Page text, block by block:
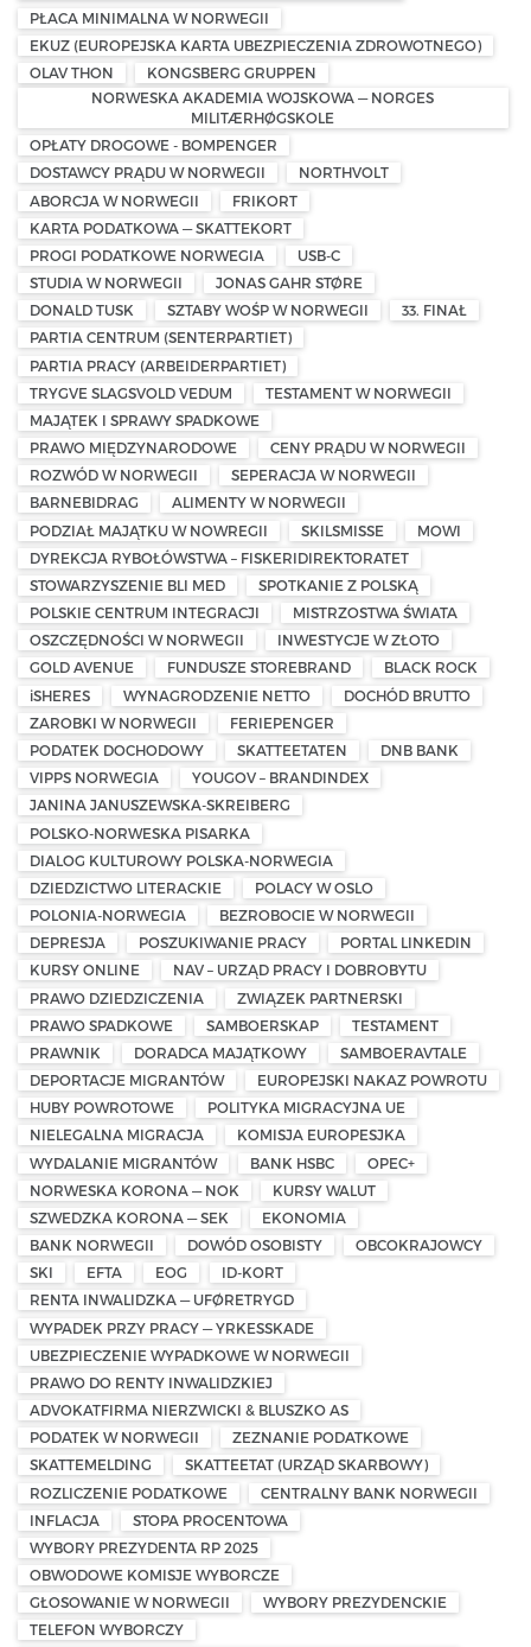
PŁACA MINIMALNA W NORWEGII
EKUZ (EUROPEJSKA KARTA UBEZPIECZENIA ZDROWOTNEGO)
OLAV THON
KONGSBERG GRUPPEN
NORWESKA AKADEMIA WOJSKOWA — NORGES
MILITÆRHØGSKOLE
OPŁATY DROGOWE - BOMPENGER
DOSTAWCY PRĄDU W NORWEGII
NORTHVOLT
ABORCJA W NORWEGII
FRIKORT
KARTA PODATKOWA — SKATTEKORT
PROGI PODATKOWE NORWEGIA
USB-C
STUDIA W NORWEGII
JONAS GAHR STØRE
DONALD TUSK
SZTABY WOŚP W NORWEGII
33. FINAŁ
PARTIA CENTRUM (SENTERPARTIET)
PARTIA PRACY (ARBEIDERPARTIET)
TRYGVE SLAGSVOLD VEDUM
TESTAMENT W NORWEGII
MAJĄTEK I SPRAWY SPADKOWE
PRAWO MIĘDZYNARODOWE
CENY PRĄDU W NORWEGII
ROZWÓD W NORWEGII
SEPERACJA W NORWEGII
BARNEBIDRAG
ALIMENTY W NORWEGII
PODZIAŁ MAJĄTKU W NOWREGII
SKILSMISSE
MOWI
DYREKCJA RYBOŁÓWSTWA – FISKERIDIREKTORATET
STOWARZYSZENIE BLI MED
SPOTKANIE Z POLSKĄ
POLSKIE CENTRUM INTEGRACJI
MISTRZOSTWA ŚWIATA
OSZCZĘDNOŚCI W NORWEGII
INWESTYCJE W ZŁOTO
GOLD AVENUE
FUNDUSZE STOREBRAND
BLACK ROCK
iSHERES
WYNAGRODZENIE NETTO
DOCHÓD BRUTTO
ZAROBKI W NORWEGII
FERIEPENGER
PODATEK DOCHODOWY
SKATTEETATEN
DNB BANK
VIPPS NORWEGIA
YOUGOV – BRANDINDEX
JANINA JANUSZEWSKA-SKREIBERG
POLSKO-NORWESKA PISARKA
DIALOG KULTUROWY POLSKA-NORWEGIA
DZIEDZICTWO LITERACKIE
POLACY W OSLO
POLONIA-NORWEGIA
BEZROBOCIE W NORWEGII
DEPRESJA
POSZUKIWANIE PRACY
PORTAL LINKEDIN
KURSY ONLINE
NAV – URZĄD PRACY I DOBROBYTU
PRAWO DZIEDZICZENIA
ZWIĄZEK PARTNERSKI
PRAWO SPADKOWE
SAMBOERSKAP
TESTAMENT
PRAWNIK
DORADCA MAJĄTKOWY
SAMBOERAVTALE
DEPORTACJE MIGRANTÓW
EUROPEJSKI NAKAZ POWROTU
HUBY POWROTOWE
POLITYKA MIGRACYJNA UE
NIELEGALNA MIGRACJA
KOMISJA EUROPESJKA
WYDALANIE MIGRANTÓW
BANK HSBC
OPEC+
NORWESKA KORONA — NOK
KURSY WALUT
SZWEDZKA KORONA — SEK
EKONOMIA
BANK NORWEGII
DOWÓD OSOBISTY
OBCOKRAJOWCY
SKI
EFTA EOG
ID-KORT
RENTA INWALIDZKA — UFØRETRYGD
WYPADEK PRZY PRACY — YRKESSKADE
UBEZPIECZENIE WYPADKOWE W NORWEGII
PRAWO DO RENTY INWALIDZKIEJ
ADVOKATFIRMA NIERZWICKI & BLUSZKO AS
PODATEK W NORWEGII
ZEZNANIE PODATKOWE
SKATTEMELDING
SKATTEETAT (URZĄD SKARBOWY)
ROZLICZENIE PODATKOWE
CENTRALNY BANK NORWEGII
INFLACJA
STOPA PROCENTOWA
WYBORY PREZYDENTA RP 2025
OBWODOWE KOMISJE WYBORCZE
GŁOSOWANIE W NORWEGII
WYBORY PREZYDENCKIE
TELEFON WYBORCZY